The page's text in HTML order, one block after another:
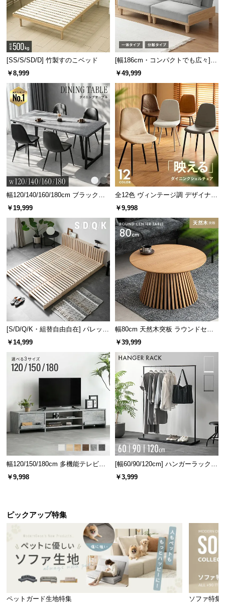
[SS/S/SD/D] 竹製すのこベッド
￥8,999
[幅186cm・コンパクトでも広々] 3
人掛けソファベッド リクライニン
￥49,999
幅120/140/160/180cm ブラックフ
レーム ダイニング 大理石調 4人掛
￥19,999
全12色 ヴィンテージ調 デザイナー
ズシェルチェア
￥9,998
[S/D/Q/K・組替自由自在] パレット
ベッド 8/12/16枚セット
￥14,999
幅80cm 天然木突板 ラウンドセン
ターテーブル 美しい格子デザイン
￥39,999
幅120/150/180cm 多機能テレビボ
ード 木目/石目調 オープン収納・
引き出し収納付き
￥9,998
[幅60/90/120cm] ハンガーラック
スチール 4段階高さ調節 サイドフ
ック オープンラック シンプル
￥3,999
ピックアップ特集
ペットガード生地特集 ソファ特集